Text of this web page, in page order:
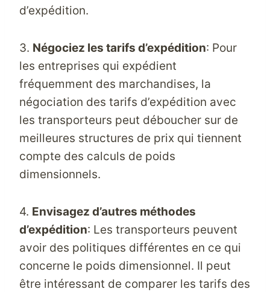
d’expédition.
3. Négociez les tarifs d’expédition: Pour
les entreprises qui expédient
fréquemment des marchandises, la
négociation des tarifs d’expédition avec
les transporteurs peut déboucher sur de
meilleures structures de prix qui tiennent
compte des calculs de poids
dimensionnels.
4. Envisagez d’autres méthodes
d’expédition: Les transporteurs peuvent
avoir des politiques différentes en ce qui
concerne le poids dimensionnel. Il peut
être intéressant de comparer les tarifs des